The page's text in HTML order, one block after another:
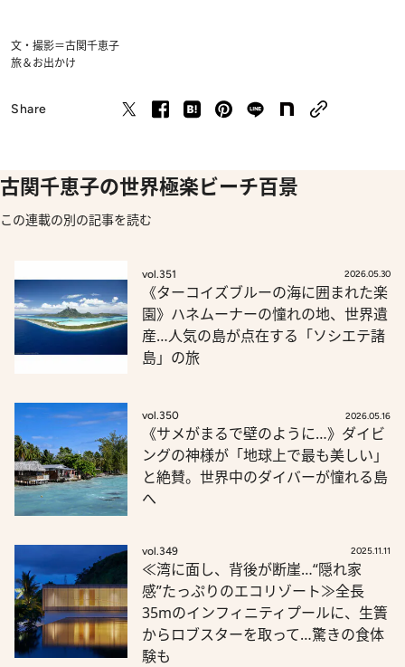
文・撮影＝古関千恵子
旅＆お出かけ
Share
古関千恵子の世界極楽ビーチ百景
この連載の別の記事を読む
vol.351 2026.05.30
《ターコイズブルーの海に囲まれた楽
園》ハネムーナーの憧れの地、世界遺
産…人気の島が点在する「ソシエテ諸
島」の旅
vol.350 2026.05.16
《サメがまるで壁のように…》ダイビ
ングの神様が「地球上で最も美しい」
と絶賛。世界中のダイバーが憧れる島
へ
vol.349 2025.11.11
≪湾に面し、背後が断崖…“隠れ家
感”たっぷりのエコリゾート≫全長
35mのインフィニティプールに、生簀
からロブスターを取って…驚きの食体
験も